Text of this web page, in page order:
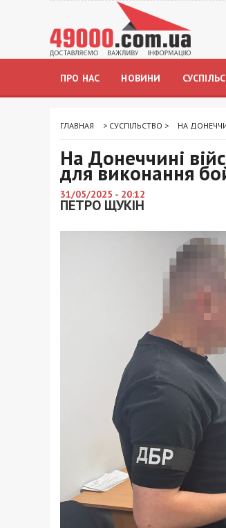
ПРО НАС НОВИНИ
ГЛАВНАЯ > СУСПІЛЬСТВО > НА
На Донеччині
для виконання
31/05/2025 - 20:12
ПЕТРО ЩУКІН